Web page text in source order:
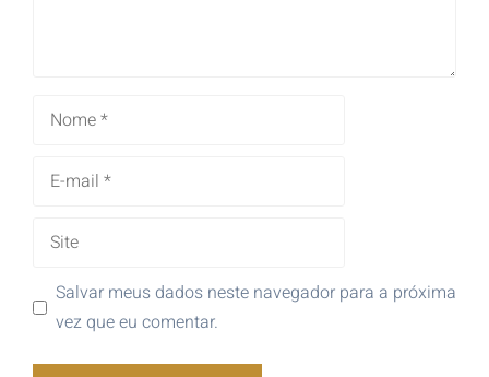
Salvar meus dados neste navegador para a próxima
vez que eu comentar.